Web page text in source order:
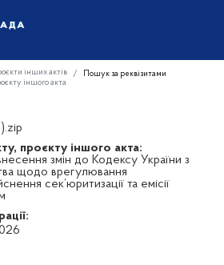
інших актів
Пошук за реквізитами
іншого акта
проєкту іншого акта:
змін до Кодексу України з
щодо врегулювання
сек’юритизації та емісії